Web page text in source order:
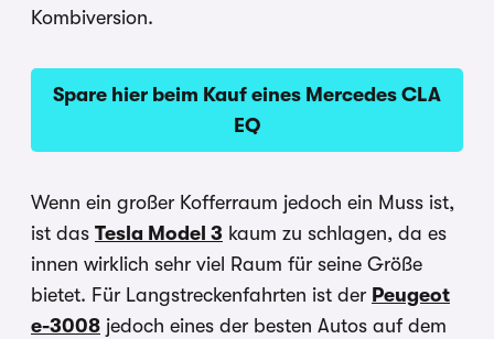
Kombiversion.
Spare hier beim Kauf eines Mercedes CLA
EQ
Wenn ein großer Kofferraum jedoch ein Muss ist,
ist das Tesla Model 3 kaum zu schlagen, da es
innen wirklich sehr viel Raum für seine Größe
bietet. Für Langstreckenfahrten ist der Peugeot
e-3008 jedoch eines der besten Autos auf dem